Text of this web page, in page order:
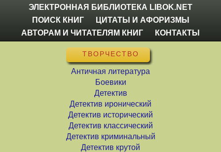
ЭЛЕКТРОННАЯ БИБЛИОТЕКА LIBOK.NET
ПОИСК КНИГ
ЦИТАТЫ И АФОРИЗМЫ
АВТОРАМ И ЧИТАТЕЛЯМ КНИГ
КОНТАКТЫ
ТВОРЧЕСТВО
Античная литература
Боевики
Детектив
Детектив иронический
Детектив исторический
Детектив классический
Детектив криминальный
Детектив крутой